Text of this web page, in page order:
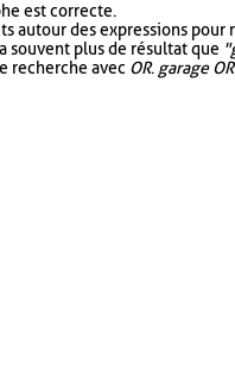
est correcte.
autour des expressions pour
souvent plus de résultat que
recherche avec OR. garage